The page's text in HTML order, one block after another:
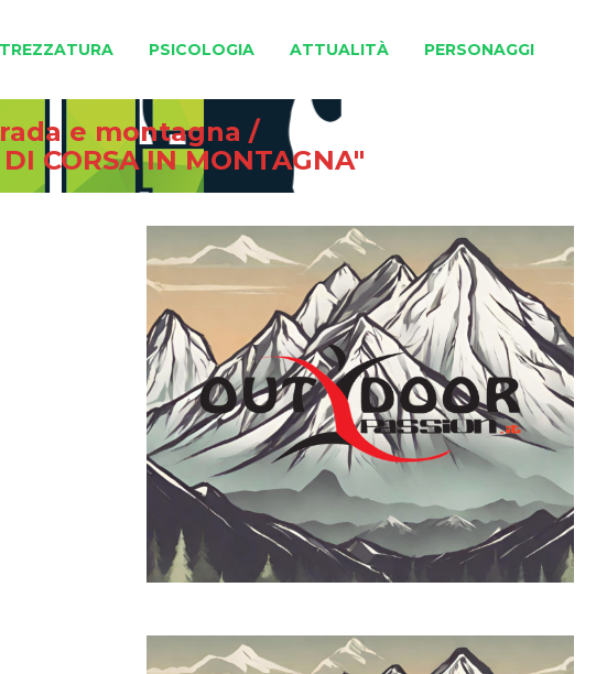
PSICOLOGIA ATTUALITÀ PERSONAGGI
e montagna /
CORSA IN MONTAGNA"